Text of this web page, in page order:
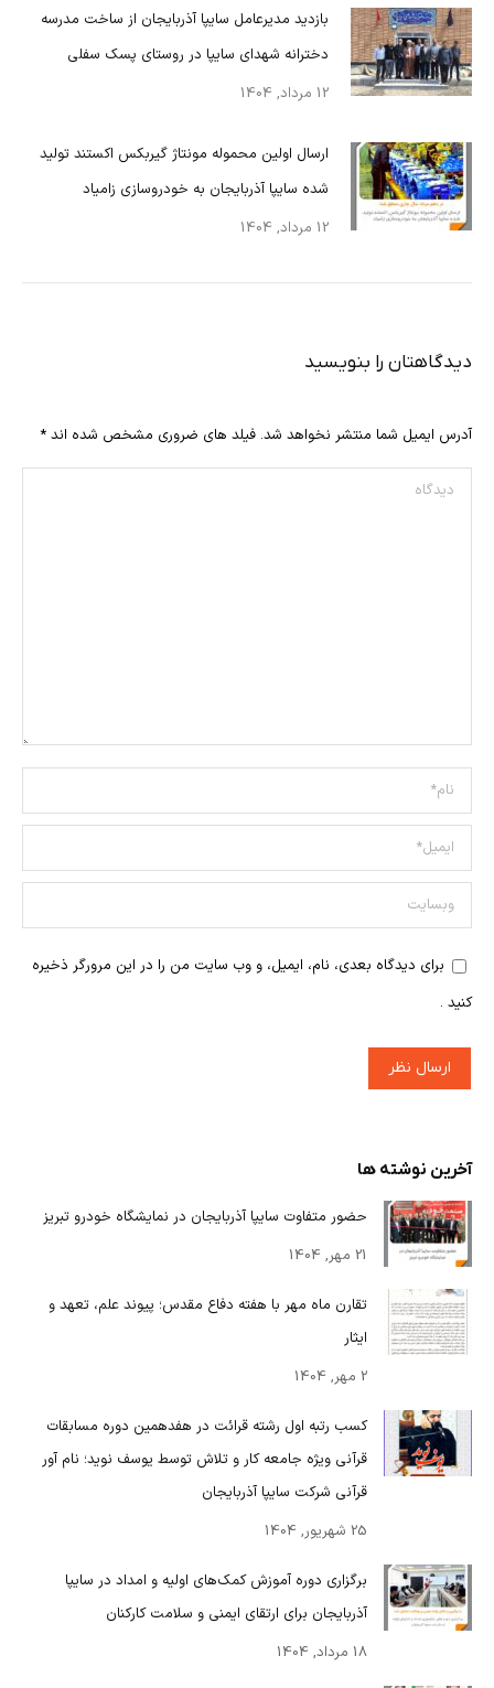
بازدید مدیرعامل سایپا آذربایجان از ساخت مدرسه
دخترانه شهدای سایپا در روستای پسک سفلی
12 مرداد, 1404
ارسال اولین محموله مونتاژ گیربکس اکستند تولید
شده سایپا آذربایجان به خودروسازی زامیاد
12 مرداد, 1404
دیدگاهتان را بنویسید
آدرس ایمیل شما منتشر نخواهد شد. فیلد های ضروری مشخص شده اند *
دیدگاه
نام *
ایمیل *
وبسایت
برای دیدگاه بعدی، نام، ایمیل، و وب سایت من را در این مرورگر ذخیره
کنید .
ارسال نظر
آخرین نوشته ها
حضور متفاوت سایپا آذربایجان در نمایشگاه خودرو تبریز
21 مهر, 1404
تقارن ماه مهر با هفته دفاع مقدس؛ پیوند علم، تعهد و
ایثار
2 مهر, 1404
کسب رتبه اول رشته قرائت در هفدهمین دوره مسابقات
قرآنی ویژه جامعه کار و تلاش توسط یوسف نوید؛ نام آور
قرآنی شرکت سایپا آذربایجان
25 شهریور, 1404
برگزاری دوره آموزش کمک‌های اولیه و امداد در سایپا
آذربایجان برای ارتقای ایمنی و سلامت کارکنان
18 مرداد, 1404